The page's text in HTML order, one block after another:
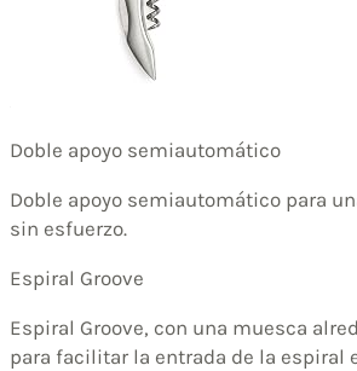
Doble apoyo semiautomático
Doble apoyo semiautomático para
sin esfuerzo.
Espiral Groove
Espiral Groove, con una muesca
para facilitar la entrada de la espiral